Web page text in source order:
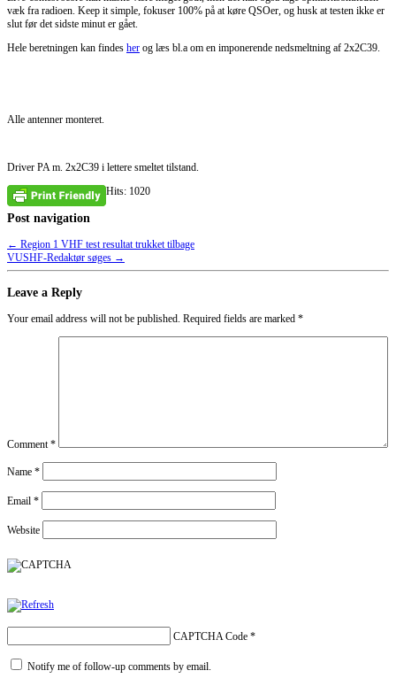
væk fra radioen. Keep it simple, fokuser 100% på at køre QSOer, og husk at testen ikke er
slut før det sidste minut er gået.
Hele beretningen kan findes her og læs bl.a om en imponerende nedsmeltning af 2x2C39.
Alle antenner monteret.
Driver PA m. 2x2C39 i lettere smeltet tilstand.
Hits: 1020
Post navigation
← Region 1 VHF test resultat trukket tilbage
VUSHF-Redaktør søges →
Leave a Reply
Your email address will not be published. Required fields are marked *
Comment *
Name *
Email *
Website
CAPTCHA Code *
Notify me of follow-up comments by email.